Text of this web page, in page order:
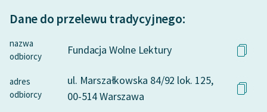
Dane do przelewu tradycyjnego:
nazwa
odbiorcy
Fundacja Wolne Lektury
adres
odbiorcy
ul. Marszałkowska 84/92 lok. 125,
00-514 Warszawa